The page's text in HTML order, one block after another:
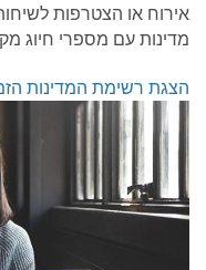
אירוח או הצטרפות
מדינות עם מספרי חיוג
הצגת רשימת המדינות